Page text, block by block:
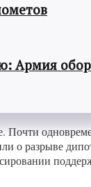
Армия
разрыве